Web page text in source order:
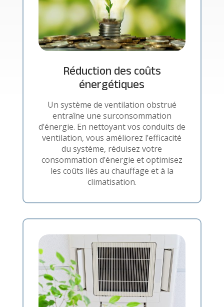
Réduction des coûts
énergétiques
Un système de ventilation obstrué
entraîne une surconsommation
d’énergie. En nettoyant vos conduits de
ventilation, vous améliorez l’efficacité
du système, réduisez votre
consommation d’énergie et optimisez
les coûts liés au chauffage et à la
climatisation.